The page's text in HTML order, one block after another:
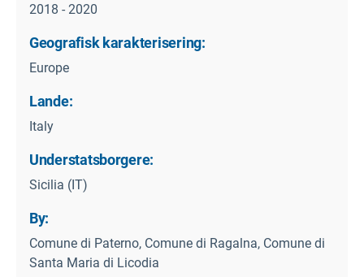
2018 - 2020
Geografisk karakterisering:
Europe
Lande:
Italy
Understatsborgere:
Sicilia (IT)
By:
Comune di Paterno, Comune di Ragalna, Comune di
Santa Maria di Licodia